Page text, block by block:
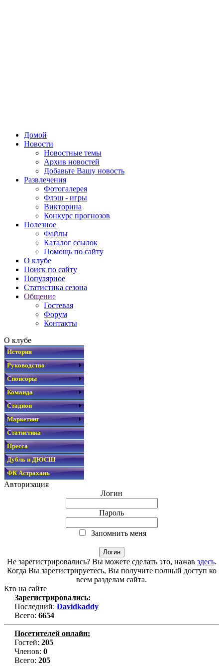
Домой
Новости
Новостные темы
Архив новостей
Добавьте Вашу новость
Развлечения
Фотогалерея
Флэш - игры
Викторина
Конкурс прогнозов
Полезное
Файлы
Каталог ссылок
Помощь по сайту
О клубе
Поиск по сайту
Популярное
Статистика сезона
Общение
Гостевая
Форум
Контакты
О клубе
История
Руководство
Спонсоры
Команда
Стадион
Маркетинг
Статистика
Пресса
Дубль и ДЮСШ
ФК Астрахань
Авторизация
Логин
Пароль
Запомнить меня
Не зарегистрировались? Вы можете сделать это, нажав здесь.
Когда Вы зарегистрируетесь, Вы получите полный доступ ко
всем разделам сайта.
Кто на сайте
Зарегистрировались:
Последний: Davidkaddy
Всего: 6654
Посетителей онлайн:
Гостей: 205
Членов: 0
Всего: 205